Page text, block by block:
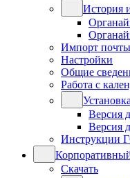
История
Импорт почты
Настройки
Общие
Работа с
Установка
Версия
Версия
Инструкции
Скачать